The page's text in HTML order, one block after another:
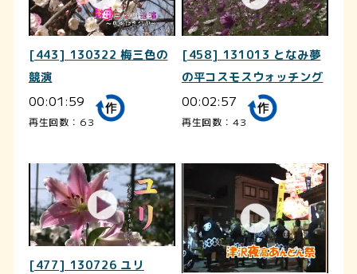
[443] 130322 梅三色の
競演
00:01:59
再生回数：63
[458] 131013 となみ夢
の平コスモスウォッチング
00:02:57
再生回数：43
[477] 130726 ユリ